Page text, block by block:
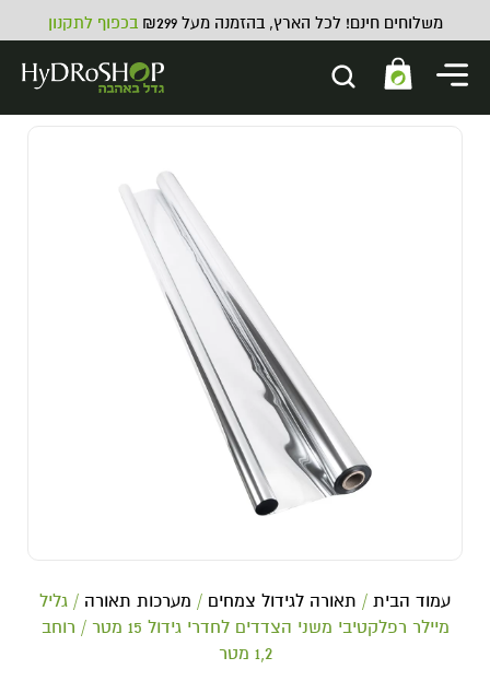
משלוחים חינם! לכל הארץ, בהזמנה מעל ₪299 בכפוף לתקנון
עמוד הבית / תאורה לגידול צמחים / מערכות תאורה / גליל
מיילר רפלקטיבי משני הצדדים לחדרי גידול 15 מטר / רוחב
1,2 מטר
תוסף לשלב הפריחה למצע קוקוס
ATAMI Coco Bloom Stimulator -
₪692.00